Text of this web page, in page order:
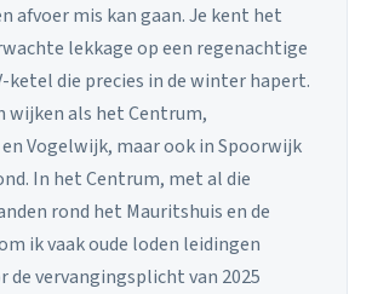
afvoer mis kan gaan. Je kent het
lekkage op een regenachtige
ketel die precies in de winter hapert.
wijken als het Centrum,
Vogelwijk, maar ook in Spoorwijk
In het Centrum, met al die
rond het Mauritshuis en de
ik vaak oude loden leidingen
de vervangingsplicht van 2025